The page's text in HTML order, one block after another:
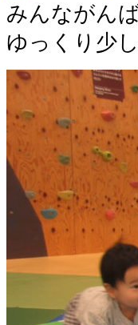
みんながん
ゆっくり少